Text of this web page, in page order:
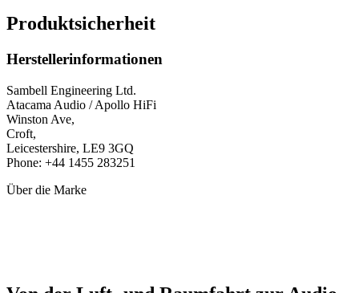
Produktsicherheit
Herstellerinformationen
Sambell Engineering Ltd.
Atacama Audio / Apollo HiFi
Winston Ave,
Croft,
Leicestershire, LE9 3GQ
Phone: +44 1455 283251
Über die Marke